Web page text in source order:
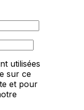
utilisées
sur ce
et pour